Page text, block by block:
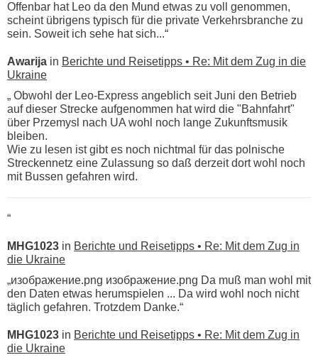
Offenbar hat Leo da den Mund etwas zu voll genommen,
scheint übrigens typisch für die private Verkehrsbranche zu
sein. Soweit ich sehe hat sich...“
Awarija in Berichte und Reisetipps • Re: Mit dem Zug in die
Ukraine
„ Obwohl der Leo-Express angeblich seit Juni den Betrieb
auf dieser Strecke aufgenommen hat wird die "Bahnfahrt"
über Przemysl nach UA wohl noch lange Zukunftsmusik
bleiben.
Wie zu lesen ist gibt es noch nichtmal für das polnische
Streckennetz eine Zulassung so daß derzeit dort wohl noch
mit Bussen gefahren wird.
“
MHG1023 in Berichte und Reisetipps • Re: Mit dem Zug in
die Ukraine
„изображение.png изображение.png Da muß man wohl mit
den Daten etwas herumspielen ... Da wird wohl noch nicht
täglich gefahren. Trotzdem Danke.“
MHG1023 in Berichte und Reisetipps • Re: Mit dem Zug in
die Ukraine